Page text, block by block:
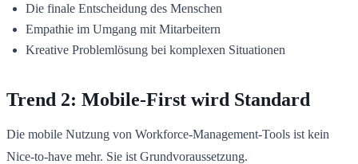
Die finale Entscheidung des Menschen
Empathie im Umgang mit Mitarbeitern
Kreative Problemlösung bei komplexen Situationen
Trend 2: Mobile-First wird Standard
Die mobile Nutzung von Workforce-Management-Tools ist kein
Nice-to-have mehr. Sie ist Grundvoraussetzung.